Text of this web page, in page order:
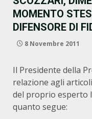
MOMENTO
DIFENSORE DI
8 Novembre 2011
Il Presidente della
relazione agli
del proprio esperto
quanto segue: